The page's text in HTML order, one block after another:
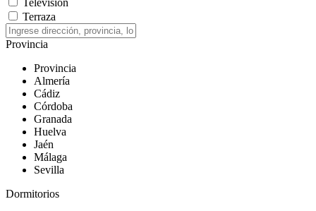
Televisión
Terraza
Provincia
Provincia
Almería
Cádiz
Córdoba
Granada
Huelva
Jaén
Málaga
Sevilla
Dormitorios